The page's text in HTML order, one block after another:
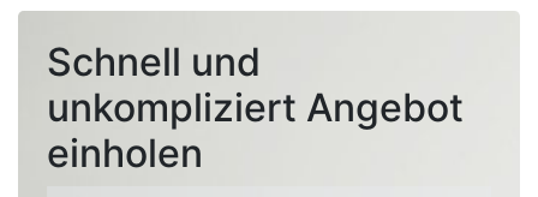
Schnell und
unkompliziert Angebot
einholen